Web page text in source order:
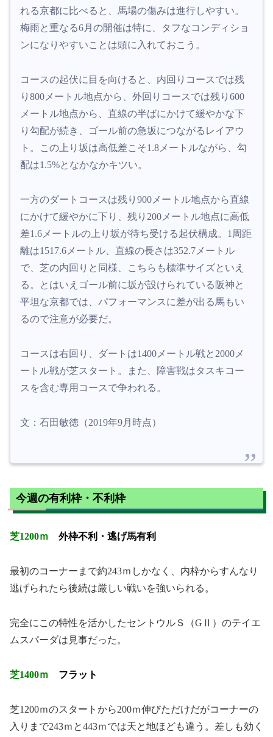
れる京都に比べると、馬場の傷みは進行しやすい。
梅雨と重なる6月の開催は特に、タフなコンディショ
ンになりやすいことは頭に入れておこう。
コースの起伏に目を向けると、内回りコースでは残
り800メートル地点から、外回りコースでは残り600
メートル地点から、直線の半ばにかけて緩やかな下
り勾配が続き、ゴール前の急坂につながるレイアウ
ト。この上り坂は高低差こそ1.8メートルながら、勾
配は1.5%となかなかキツい。
一方のダートコースは残り900メートル地点から直線
にかけて緩やかに下り、残り200メートル地点に高低
差1.6メートルの上り坂が待ち受ける起伏構成。1周距
離は1517.6メートル、直線の長さは352.7メートル
で、芝の内回りと同様、こちらも標準サイズといえ
る。とはいえゴール前に坂が設けられている阪神と
平坦な京都では、パフォーマンスに差が出る馬もい
るので注意が必要だ。
コースは右回り、ダートは1400メートル戦と2000メ
ートル戦が芝スタート。また、障害戦はタスキコー
スを含む専用コースで争われる。
文：石田敏徳（2019年9月時点）
今週の有利枠・不利枠
芝1200ｍ 外枠不利・逃げ馬有利
最初のコーナーまで約243ｍしかなく、内枠からすんなり
逃げられたら後続は厳しい戦いを強いられる。
完全にこの特性を活かしたセントウルＳ（GⅡ）のテイエ
ムスパーダは見事だった。
芝1400ｍ フラット
芝1200ｍのスタートから200ｍ伸びただけだがコーナーの
入りまで243ｍと443ｍでは天と地ほども違う。差しも効く